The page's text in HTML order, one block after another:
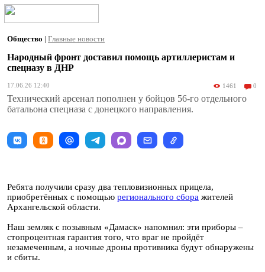
Общество | Главные новости
Народный фронт доставил помощь артиллеристам и
спецназу в ДНР
17.06.26 12:40 1461 0
Технический арсенал пополнен у бойцов 56-го отдельного
батальона спецназа с донецкого направления.
Ребята получили сразу два тепловизионных прицела,
приобретённых с помощью регионального сбора жителей
Архангельской области.
Наш земляк с позывным «Дамаск» напомнил: эти приборы –
стопроцентная гарантия того, что враг не пройдёт
незамеченным, а ночные дроны противника будут обнаружены
и сбиты.